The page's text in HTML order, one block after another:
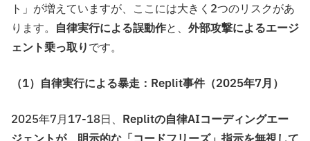
ト」が増えていますが、ここには大きく2つのリスクがあ
ります。 自律実行による誤動作と、 外部攻撃によるエージ
ェント乗っ取りです。
（1）自律実行による暴走：Replit事件（2025年7月）
2025年7月17-18日、 Replitの自律AIコーディングエー